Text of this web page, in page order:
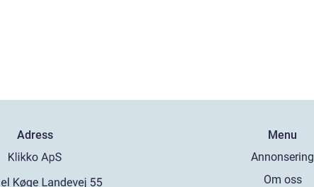
Adress
Menu
Annonsering
Om oss